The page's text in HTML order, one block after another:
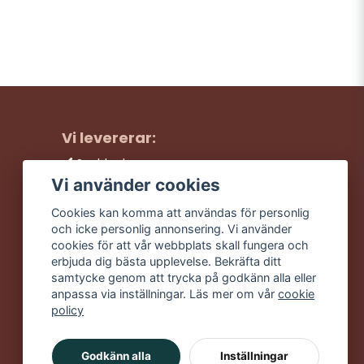
Vi levererar:
Snabba leveranser
Trygga köp
Fri frakt över 499:-
Trevlig kundtjänst
Vi använder cookies
Cookies kan komma att användas för personlig
och icke personlig annonsering. Vi använder
cookies för att vår webbplats skall fungera och
erbjuda dig bästa upplevelse. Bekräfta ditt
samtycke genom att trycka på godkänn alla eller
anpassa via inställningar. Läs mer om vårcookie
policy
Godkänn alla Inställningar